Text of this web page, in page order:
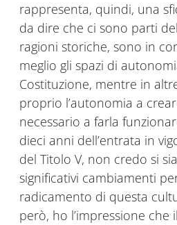
rappresenta, quindi, una
da dire che ci sono parti
ragioni storiche, sono in
meglio gli spazi di
Costituzione, mentre in
proprio l’autonomia a
necessario a farla
dieci anni dell’entrata in
del Titolo V, non credo si
significativi cambiamenti
radicamento di questa
però, ho l’impressione che